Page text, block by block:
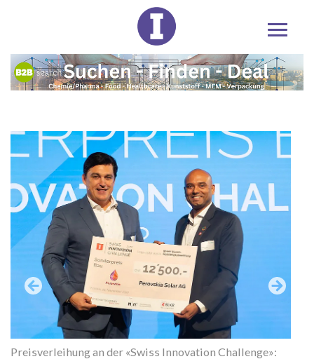
Preisverleihung an der «Swiss Innovation Challenge»: